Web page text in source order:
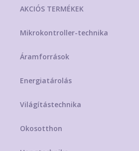
AKCIÓS TERMÉKEK
Mikrokontroller-technika
Áramforrások
Energiatárolás
Világítástechnika
Okosotthon